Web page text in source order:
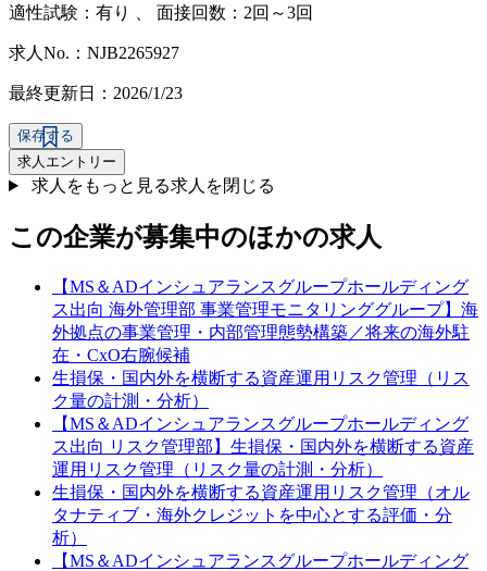
適性試験： 有り 面接回数：2回～3回
求人No.：NJB2265927
最終更新日：2026/1/23
保存する
求人エントリー
求人をもっと見る求人を閉じる
この企業が募集中のほかの求人
【MS＆ADインシュアランスグループホールディング
ス出向 海外管理部 事業管理モニタリンググループ】海
外拠点の事業管理・内部管理態勢構築／将来の海外駐
在・CxO右腕候補
生損保・国内外を横断する資産運用リスク管理（リス
ク量の計測・分析）
【MS＆ADインシュアランスグループホールディング
ス出向 リスク管理部】生損保・国内外を横断する資産
運用リスク管理（リスク量の計測・分析）
生損保・国内外を横断する資産運用リスク管理（オル
タナティブ・海外クレジットを中心とする評価・分
析）
【MS＆ADインシュアランスグループホールディング